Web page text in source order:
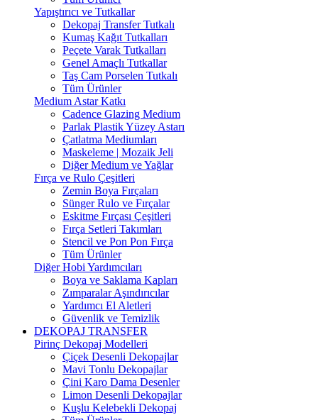
Yapıştırıcı ve Tutkallar
Dekopaj Transfer Tutkalı
Kumaş Kağıt Tutkalları
Peçete Varak Tutkalları
Genel Amaçlı Tutkallar
Taş Cam Porselen Tutkalı
Tüm Ürünler
Medium Astar Katkı
Cadence Glazing Medium
Parlak Plastik Yüzey Astarı
Çatlatma Mediumları
Maskeleme | Mozaik Jeli
Diğer Medium ve Yağlar
Fırça ve Rulo Çeşitleri
Zemin Boya Fırçaları
Sünger Rulo ve Fırçalar
Eskitme Fırçası Çeşitleri
Fırça Setleri Takımları
Stencil ve Pon Pon Fırça
Tüm Ürünler
Diğer Hobi Yardımcıları
Boya ve Saklama Kapları
Zımparalar Aşındırıcılar
Yardımcı El Aletleri
Güvenlik ve Temizlik
DEKOPAJ TRANSFER
Pirinç Dekopaj Modelleri
Çiçek Desenli Dekopajlar
Mavi Tonlu Dekopajlar
Çini Karo Dama Desenler
Limon Desenli Dekopajlar
Kuşlu Kelebekli Dekopaj